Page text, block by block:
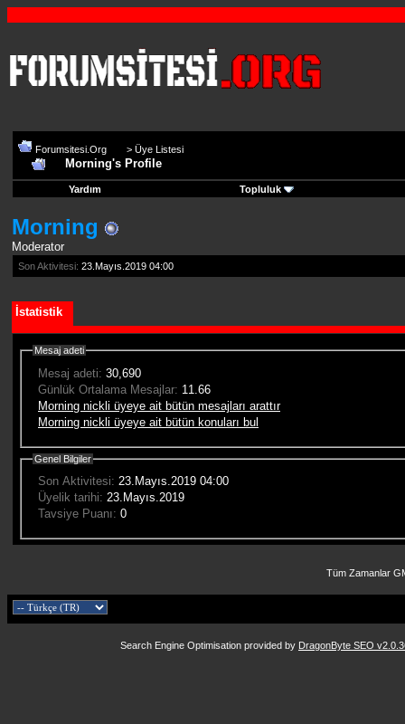
Forumsitesi.Org > Üye Listesi
Morning's Profile
Yardım Topluluk
Morning
Moderator
Son Aktivitesi: 23.Mayıs.2019 04:00
İstatistik
Mesaj adeti
Mesaj adeti: 30,690
Günlük Ortalama Mesajlar: 11.66
Morning nickli üyeye ait bütün mesajları arattır
Morning nickli üyeye ait bütün konuları bul
Genel Bilgiler
Son Aktivitesi: 23.Mayıs.2019 04:00
Üyelik tarihi: 23.Mayıs.2019
Tavsiye Puanı: 0
Tüm Zamanlar
Search Engine Optimisation provided by DragonByte SEO